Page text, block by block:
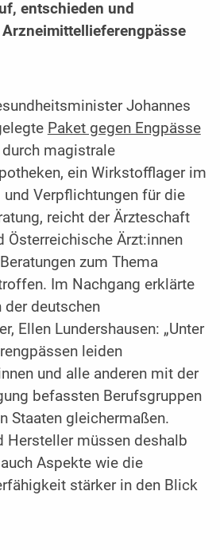
entschieden und
Johannes
Paket gegen Engpässe
magistrale
ein Wirkstofflager im
und Verpflichtungen für die
reicht der Ärzteschaft
Österreichische Ärzt:innen
zum Thema
Im Nachgang erklärte
deutschen
Ellen Lundershausen: „Unter
leiden
und alle anderen mit der
befassten Berufsgruppen
Staaten gleichermaßen.
Hersteller müssen deshalb
Aspekte wie die
stärker in den Blick